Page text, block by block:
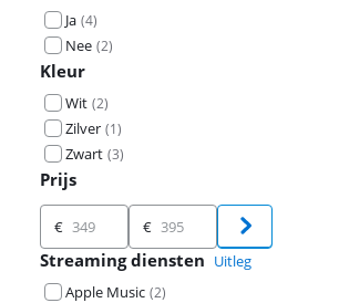
Ja (4)
Nee (2)
Kleur
Wit (2)
Zilver (1)
Zwart (3)
Prijs
Prijs
€ €
Streaming diensten Uitleg
Apple Music (2)